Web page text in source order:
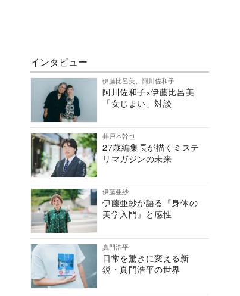
インタビュー
伊藤比呂美、阿川佐和子
阿川佐和子×伊藤比呂美
「女じまい」対談
井戸本幹也
27歳編集長が描くミステ
リマガジンの未来
伊藤亜紗
伊藤亜紗が語る『身体の
美学入門』と感性
真門浩平
日常を驚きに変える新
鋭・真門浩平の世界